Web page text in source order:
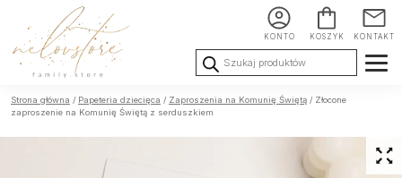
KONTO KOSZYK KONTAKT
Wyszukiwarka
produktów
Ślub i
Wesele
Chrzest i
Komunia
Urodziny i
Strona główna / Papeteria dziecięca / Zaproszenia na Komunię Świętą / Złocone
zaproszenie na Komunię Świętą z serduszkiem